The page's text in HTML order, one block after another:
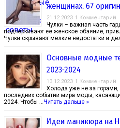
женщинах. 67
21.12.2023 1 Комментарий
Чулки – важная часть
подчеркивают ее женское обаяние,
Чулки скрывают мелкие недостатки и
Основные модные
2023-2024
13.12.2023 1 Комментарий
Холода уже не за
последних событий мира моды,
2024. Чтобы …Читать дальше »
Идеи маникюра на